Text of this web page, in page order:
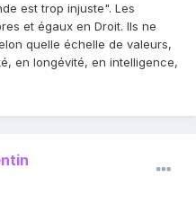
est trop injuste". Les
et égaux en Droit. Ils ne
quelle échelle de valeurs,
en longévité, en intelligence,